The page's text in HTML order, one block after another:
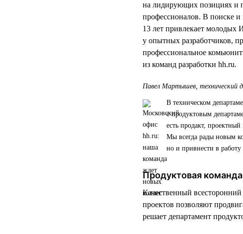
на лидирующих позициях и
профессионалов. В поиске
13 лет привлекает молодых
у опытных разработчиков,
профессиональное
из команд разработки hh.ru.
Павел Мартышев, технический
В техническом
с продуктовым
есть продакт,
Мы всегда рады новым
но и привнести в работу
Продуктовая команда
Качественный
проектов позволяют
решает департамент